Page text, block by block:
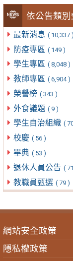
依公告類別
最新消息 ( 10,337 )
防疫專區 ( 149 )
學生專區 ( 8,048 )
教師專區 ( 6,904 )
榮譽榜 ( 343 )
外食議題 ( 9 )
學生自治組織 (
校慶 ( 56 )
畢典 ( 53 )
退休人員公告 (
教職員甄選 ( 79 )
網站安全政策
隱私權政策